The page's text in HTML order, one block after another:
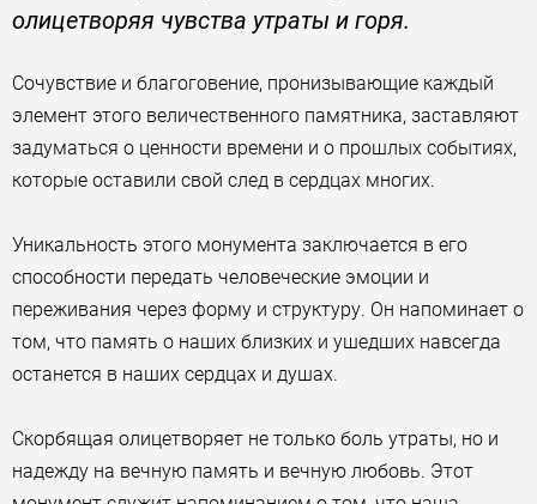
олицетворяя чувства утраты и горя.
Сочувствие и благоговение, пронизывающие каждый
элемент этого величественного памятника, заставляют
задуматься о ценности времени и о прошлых событиях,
которые оставили свой след в сердцах многих.
Уникальность этого монумента заключается в его
способности передать человеческие эмоции и
переживания через форму и структуру. Он напоминает о
том, что память о наших близких и ушедших навсегда
останется в наших сердцах и душах.
Скорбящая олицетворяет не только боль утраты, но и
надежду на вечную память и вечную любовь. Этот